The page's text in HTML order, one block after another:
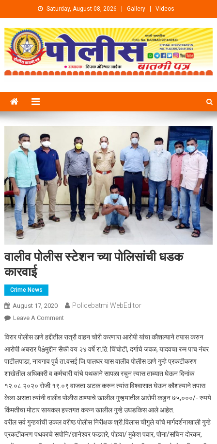
Skip to content Saturday, August 08, 2026 Gallery Videos
वालीव पोलीस स्टेशन च्या पोलिसांची धडक
कारवाई
Crime News
August 17, 2020 Policebatmi WebEditor
Leave A CommentOn वालीव पोलीस स्टेशन च्या पोलिसांची धडक कारवाई
विरार पोलीस ठाणे हद्दीतील रात्रौ वाहन चोरी करणारा आरोपी यांचा कौशल्याने तपास करुन
आरोपी अबरार पैâमुद्दीन सैफी वय २४ वर्षे रा.ठि. चिंचोटी, दर्गाचे जवळ, यादवचा रुम पाच नंबर
पाटीलपाडा, नायगाव पुर्व ता.वसई जि.पालघर यास वालीव पोलीस ठाणे गुन्हे प्रकटीकरण
शाखेतील अधिकारी व कर्मचारी यांचे पथकाने सापळा रचुन त्यास ताब्यात घेऊन दिनांक
१२.०८.२०२० रोजी १९.०९ वाजता अटक करुन त्यांस विश्वासात घेऊन कौशल्याने तपास
केला असता त्यांनी वालीव पोलीस ठाण्याचे खालील गुन्हयातील आरोपी कडुन ७५,०००/- रुपये
किंमतीचा मोटार सायकल हस्तगत करुन खालील गुन्हे उघडकिस आले आहेत.
वरील सर्व गुन्हयांची उकल वरीष्ठ पोलीस निरीक्षक श्री.विलास चौगुले यांचे मार्गदर्शनाखाली गुन्हे
प्रकटीकरण पथकाचे सपोनि/ज्ञानेश्वर फडतरे, पोहवा/ मुकेश पवार, पोना/सचिन दोरकर,